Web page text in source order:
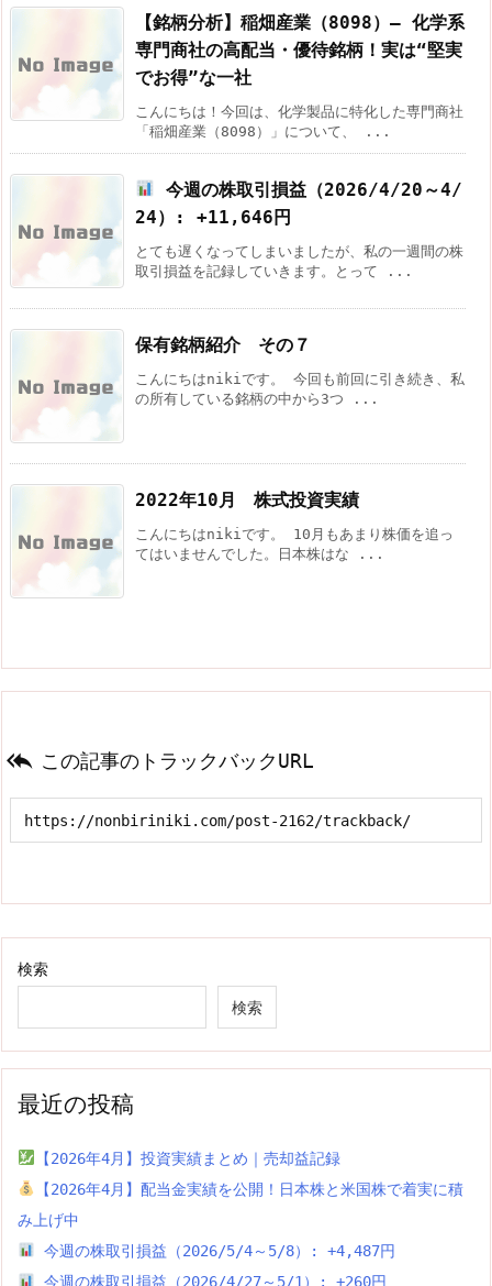
【銘柄分析】稲畑産業（8098）― 化学系
専門商社の高配当・優待銘柄！実は“堅実
でお得”な一社
こんにちは！今回は、化学製品に特化した専門商社
「稲畑産業（8098）」について、 ...
今週の株取引損益（2026/4/20～4/
24）: +11,646円
とても遅くなってしまいましたが、私の一週間の株
取引損益を記録していきます。とって ...
保有銘柄紹介 その７
こんにちはnikiです。 今回も前回に引き続き、私
の所有している銘柄の中から3つ ...
2022年10月 株式投資実績
こんにちはnikiです。 10月もあまり株価を追っ
てはいませんでした。日本株はな ...
 この記事のトラックバックURL
検索
検索
最近の投稿
【2026年4月】投資実績まとめ｜売却益記録
【2026年4月】配当金実績を公開！日本株と米国株で着実に積
み上げ中
今週の株取引損益（2026/5/4～5/8）: +4,487円
今週の株取引損益（2026/4/27～5/1）: +260円